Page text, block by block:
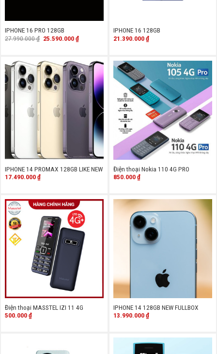
IPHONE 16 PRO 128GB
27.990.000₫ Giá
25.590.000₫Giá
25.590.000 ₫.
IPHONE 16 128GB
21.390.000₫
IPHONE 14 PROMAX 128GB LIKE NEW
17.490.000₫
Điện thoại Nokia 110 4G PRO
850.000₫
Điện thoại MASSTEL IZI 11 4G
500.000₫
IPHONE 14 128GB NEW FULLBOX
13.990.000₫